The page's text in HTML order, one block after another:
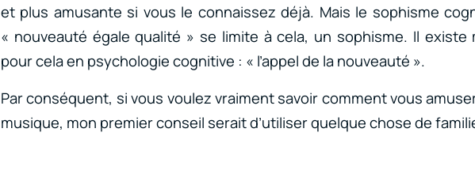
et plus amusante si vous le connaissez déjà. Mais le sophisme
« nouveauté égale qualité » se limite à cela, un sophisme. Il existe
pour cela en psychologie cognitive : « l’appel de la nouveauté ».
Par conséquent, si vous voulez vraiment savoir comment vous
musique, mon premier conseil serait d’utiliser quelque chose de